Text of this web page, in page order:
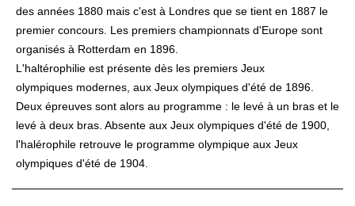
des années 1880 mais c'est à Londres que se tient en 1887 le
premier concours. Les premiers championnats d'Europe sont
organisés à Rotterdam en 1896.
L'haltérophilie est présente dès les premiers Jeux
olympiques modernes, aux Jeux olympiques d'été de 1896.
Deux épreuves sont alors au programme : le levé à un bras et le
levé à deux bras. Absente aux Jeux olympiques d'été de 1900,
l'halérophile retrouve le programme olympique aux Jeux
olympiques d'été de 1904.